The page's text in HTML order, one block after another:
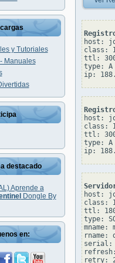
y Tutoriales
Manuales
destacado
Aprende a
Dongle By
en:
host:
class:
ttl:
type: A
host:
class:
ttl:
type: A
host:
class:
ttl:
type:
rname:
serial:
retry: